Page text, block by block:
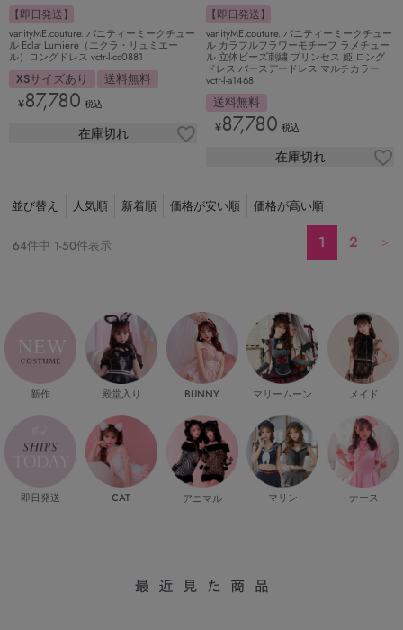
【即日発送】
vanityME.couture. バニティーミークチュー
ル Eclat Lumiere（エクラ・リュミエー
ル）ロングドレス vctr-l-cc0881
XSサイズあり 送料無料
¥87,780 税込
在庫切れ
【即日発送】
vanityME.couture. バニティーミークチュー
ル カラフルフラワーモチーフ ラメチュー
ル 立体ビーズ刺繍 プリンセス 姫 ロング
ドレス バースデードレス マルチカラー
vctr-l-a1468
送料無料
¥87,780 税込
在庫切れ
並び替え 人気順 新着順 価格が安い順 価格が高い順
64件中 1-50件表示 1 2
新作
即日発送
殿堂入り
CAT
BUNNY
アニマル
マリームーン
マリン
メイド
ナース